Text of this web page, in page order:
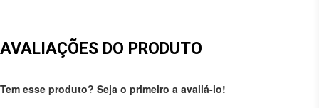
AVALIAÇÕES DO PRODUTO
Tem esse produto? Seja o primeiro a avaliá-lo!